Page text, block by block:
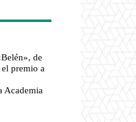
de
premio a
Academia